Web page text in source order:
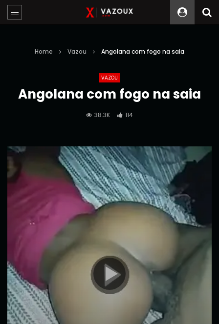
Home Vazou Angolana com fogo na saia
VAZOU
Angolana com fogo na saia
38.3K 114
Reprodutor
de
vídeo
Media error: Format(s) not supported or source(s) not found
Descarregar ficheiro: https://vazoux.com/wp-
content/uploads/2026/02/video_watermark1770131388692.mp4